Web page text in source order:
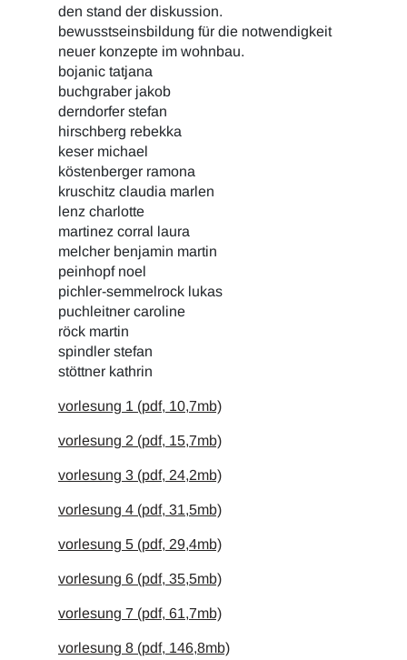
den stand der diskussion.
bewusstseinsbildung für die notwendigkeit
neuer konzepte im wohnbau.
bojanic tatjana
buchgraber jakob
derndorfer stefan
hirschberg rebekka
keser michael
köstenberger ramona
kruschitz claudia marlen
lenz charlotte
martinez corral laura
melcher benjamin martin
peinhopf noel
pichler-semmelrock lukas
puchleitner caroline
röck martin
spindler stefan
stöttner kathrin
vorlesung 1 (pdf, 10,7mb)
vorlesung 2 (pdf, 15,7mb)
vorlesung 3 (pdf, 24,2mb)
vorlesung 4 (pdf, 31,5mb)
vorlesung 5 (pdf, 29,4mb)
vorlesung 6 (pdf, 35,5mb)
vorlesung 7 (pdf, 61,7mb)
vorlesung 8 (pdf, 146,8mb)